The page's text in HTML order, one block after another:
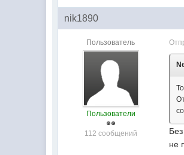
nik1890
Пользователь
Пользователи
112 сообщений
не